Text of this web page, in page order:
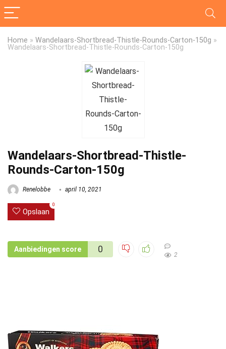
Home » Wandelaars-Shortbread-Thistle-Rounds-Carton-150g »
Wandelaars-Shortbread-Thistle-Rounds-Carton-150g
Wandelaars-Shortbread-Thistle-
Rounds-Carton-150g
Renelobbe april 10, 2021
Opslaan
0
Aanbiedingen score 0
2